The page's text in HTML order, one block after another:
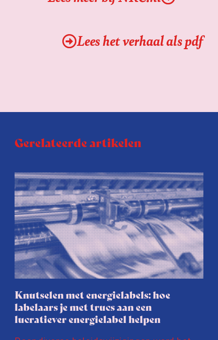
Lees het verhaal als pdf
Gerelateerde artikelen
Knutselen met energielabels: hoe
labelaars je met trucs aan een
lucratiever energielabel helpen